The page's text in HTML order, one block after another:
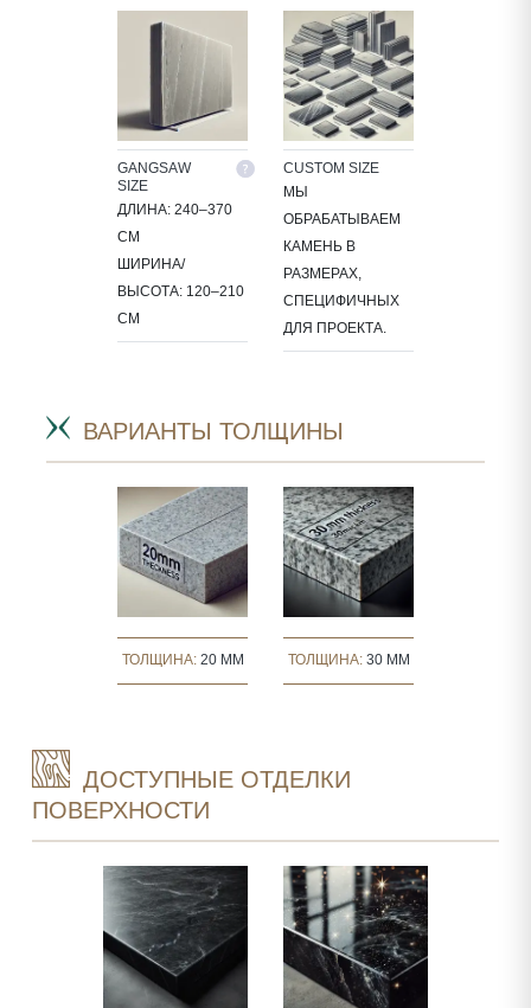
GANGSAW
SIZE
ДЛИНА: 240–370
СМ
ШИРИНА/
ВЫСОТА: 120–210
СМ
CUSTOM SIZE
МЫ
ОБРАБАТЫВАЕМ
КАМЕНЬ В
РАЗМЕРАХ,
СПЕЦИФИЧНЫХ
ДЛЯ ПРОЕКТА.
ВАРИАНТЫ ТОЛЩИНЫ
ТОЛЩИНА: 20 MM ТОЛЩИНА: 30 MM
ДОСТУПНЫЕ ОТДЕЛКИ
ПОВЕРХНОСТИ